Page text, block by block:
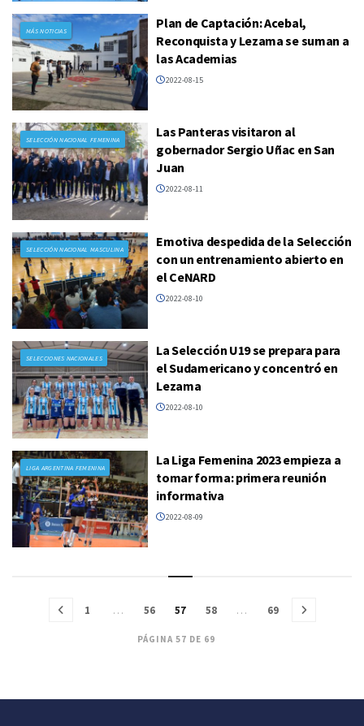
MÁS NOTICIAS
Plan de Captación: Acebal,
Reconquista y Lezama se suman a
las Academias
2022-08-15
SELECCIÓN NACIONAL FEMENINA
Las Panteras visitaron al
gobernador Sergio Uñac en San
Juan
2022-08-11
SELECCIÓN NACIONAL MASCULINA
Emotiva despedida de la Selección
con un entrenamiento abierto en
el CeNARD
2022-08-10
SELECCIONES NACIONALES
La Selección U19 se prepara para
el Sudamericano y concentró en
Lezama
2022-08-10
LIGA ARGENTINA FEMENINA
La Liga Femenina 2023 empieza a
tomar forma: primera reunión
informativa
2022-08-09
PÁGINA 57 DE 69
1 … 56 57 58 … 69